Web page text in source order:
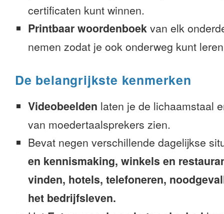
certificaten kunt winnen.
Printbaar woordenboek van elk
nemen zodat je ook onderweg kunt
De belangrijkste kenmerken
Videobeelden laten je de lichaamstaal
van moedertaalsprekers zien.
Bevat negen verschillende dagelijkse
en kennismaking, winkels en
vinden, hotels, telefoneren,
het bedrijfsleven.